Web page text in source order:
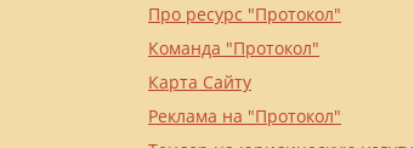
Про ресурс "Протокол"
Команда "Протокол"
Карта Сайту
Реклама на "Протокол"